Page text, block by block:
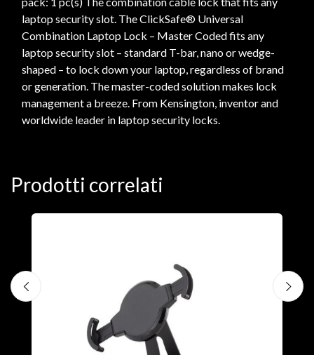
laptop security slot. The ClickSafe® Universal
Combination Laptop Lock – Master Coded fits any
laptop security slot – standard T-bar, nano or wedge-
shaped – to lock down your laptop, regardless of brand
or generation. The master-coded solution makes lock
management a breeze. From Kensington, inventor and
worldwide leader in laptop security locks.
Prodotti correlati